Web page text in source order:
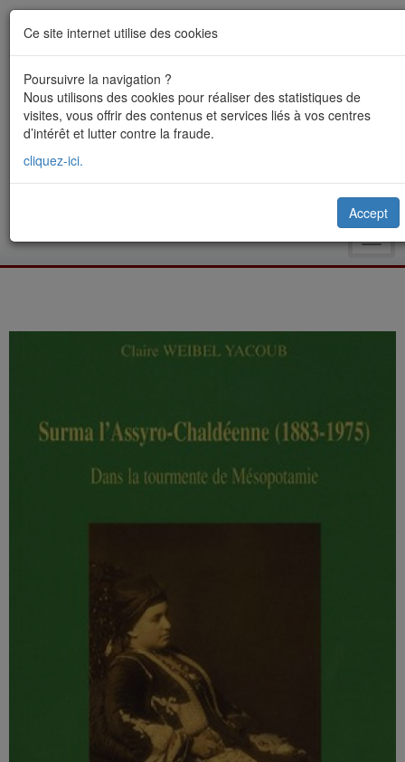
Ce site internet utilise des cookies
Poursuivre la navigation ?
Nous utilisons des cookies pour réaliser des statistiques de
visites, vous offrir des contenus et services liés à vos centres
d’intérêt et lutter contre la fraude.
cliquez-ici.
Accept